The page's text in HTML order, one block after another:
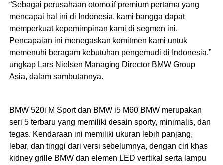
“Sebagai perusahaan otomotif premium pertama yang
mencapai hal ini di Indonesia, kami bangga dapat
memperkuat kepemimpinan kami di segmen ini.
Pencapaian ini menegaskan komitmen kami untuk
memenuhi beragam kebutuhan pengemudi di Indonesia,”
ungkap Lars Nielsen Managing Director BMW Group
Asia, dalam sambutannya.
BMW 520i M Sport dan BMW i5 M60 BMW merupakan
seri 5 terbaru yang memiliki desain sporty, minimalis, dan
tegas. Kendaraan ini memiliki ukuran lebih panjang,
lebar, dan tinggi dari versi sebelumnya, dengan ciri khas
kidney grille BMW dan elemen LED vertikal serta lampu